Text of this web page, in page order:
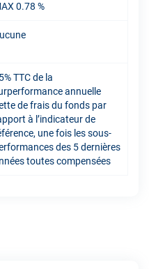
0.78 %
TTC de la
annuelle
de frais du fonds par
à l’indicateur de
une fois les sous-
des 5 dernières
toutes compensées